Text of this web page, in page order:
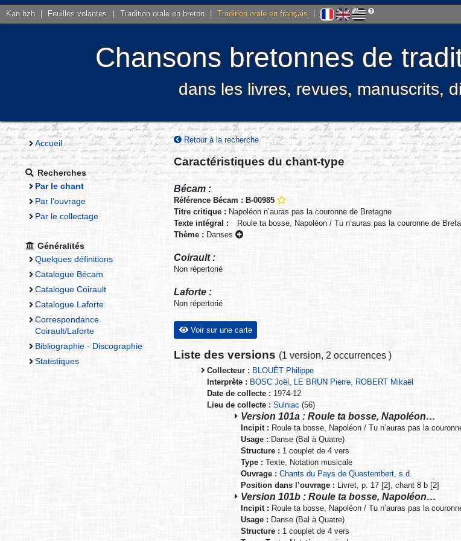
Kan.bzh Feuilles volantes Tradition orale en breton Tradition orale en français
Chansons bretonnes de
dans les livres, revues, manuscrits,
Accueil
Recherches
Par le chant
Par l’ouvrage
Par le collectage
Généralités
Quelques définitions
Catalogue Bécam
Catalogue Coirault
Catalogue Laforte
Correspondance
Coirault/Laforte
Bibliographie - Discographie
Statistiques
Retour à la recherche
Caractéristiques du chant-type
Bécam :
Référence Bécam : B-00985
Titre critique : Napoléon n’auras pas la couronne de Bretagne
Texte intégral :
Roule ta bosse, Napoléon / Tu n’auras pas la couronne de
Thème : Danses
Coirault :
Non répertorié
Laforte :
Non répertorié
Voir sur une carte
Liste des versions (1 version, 2 occurrences )
Collecteur : BLOUËT Philippe
Interprète : BOSC Joël , LE BRUN Pierre, ROBERT Mikaël
Date de collecte : 1974-12
Lieu de collecte : Sulniac (56)
Version 101a : Roule ta bosse, Napoléon…
Incipit : Roule ta bosse, Napoléon / Tu n’auras pas la
Usage : Danse (Bal à Quatre)
Structure : 1 couplet de 4 vers
Type : Texte, Notation musicale
Ouvrage : Chants du Pays de Questembert, s.d.
Position dans l’ouvrage : Livret, p. 17 [2], chant 8 b [2]
Version 101b : Roule ta bosse, Napoléon…
Incipit : Roule ta bosse, Napoléon / Tu n’auras pas la
Usage : Danse (Bal à Quatre)
Structure : 1 couplet de 4 vers